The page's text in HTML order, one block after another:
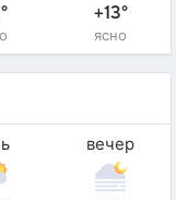
+13°
ясно
вечер